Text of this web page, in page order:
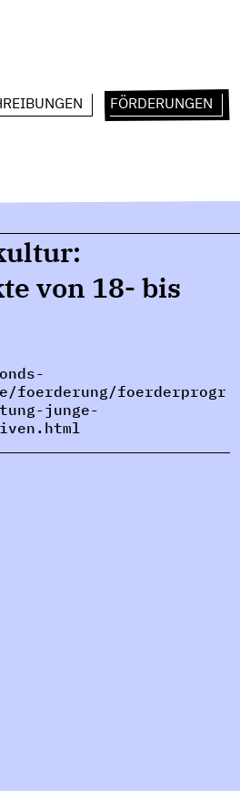
FÖRDERUNGEN
von 18- bis
foerderung/foerderprogr
junge-